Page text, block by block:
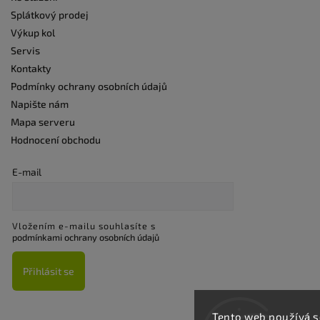
Tento web používá
Splátkový prodej
Výkup kol
Servis
Kontakty
Podmínky ochrany osobních údajů
Napište nám
Mapa serveru
Hodnocení obchodu
E-mail
Vložením e-mailu souhlasíte s
podmínkami ochrany osobních údajů
Přihlásit se